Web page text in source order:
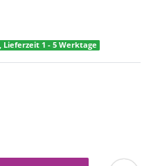
1 - 5 Werktage